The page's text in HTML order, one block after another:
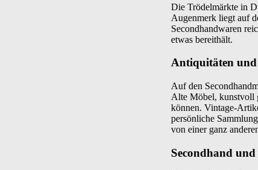
Die Trödelmärkte in
Augenmerk liegt auf
Secondhandwaren
etwas bereithält.
Antiquitäten
Auf den
Alte Möbel, kunstvoll
können. Vintage-
persönliche
von einer ganz
Secondhand